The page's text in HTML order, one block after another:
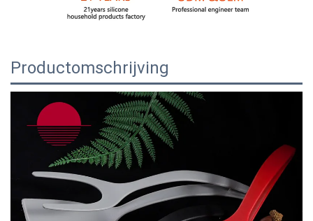
Productomschrijving